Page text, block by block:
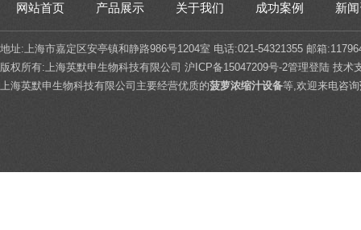
网站首页 产品展示 关于我们 成功案例 新
地址:上海市嘉定区安亭镇和静路986号1204室 电话:021-54321355 邮箱
版权所有:上海英默申生物科技有限公司 沪ICP备15047209号-2管理登陆 技术
上海英默申生物科技有限公司主要经营优质的菠萝浓缩汁设备等,欢迎来电咨询